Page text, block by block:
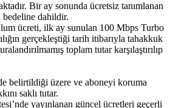
Bir ay sonunda ücretsiz tanımlanan
dahildir.
ücreti, ilk ay sunulan 100 Mbps Turbo
gerçekleştiği tarih itibarıyla tahakkuk
toplam tutar karşılaştırılıp
belirtildiği üzere ve aboneyi koruma
saklı tutar.
yayınlanan güncel ücretleri geçerli